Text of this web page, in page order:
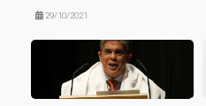
29/10/2021